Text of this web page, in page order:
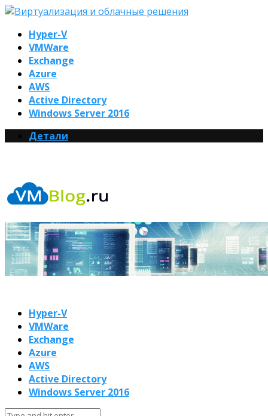
Hyper-V
VMWare
Exchange
Azure
AWS
Active Directory
Windows Server 2016
Детали
Hyper-V
VMWare
Exchange
Azure
AWS
Active Directory
Windows Server 2016